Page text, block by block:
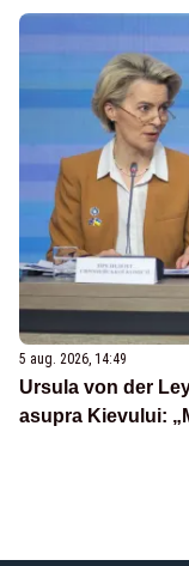
5 aug. 2026, 14:49
Ursula von der
asupra Kievului: